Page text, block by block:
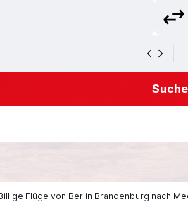
Flüge von Berlin Brandenburg nach